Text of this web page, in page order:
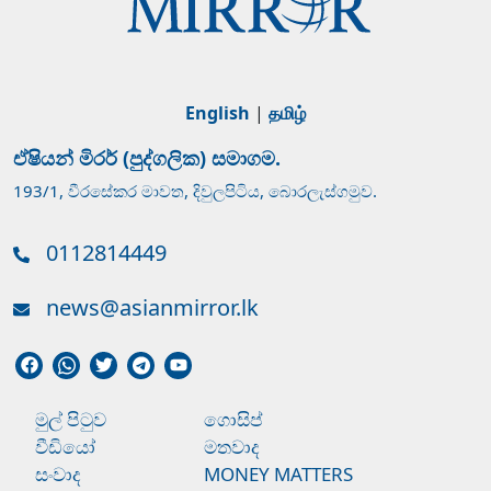
English | தமிழ்
ඒෂියන් මිරර් (පුද්ගලික) සමාගම.
193/1, වීරසේකර මාවත, දිවුලපිටිය, බොරලැස්ගමුව.
0112814449
news@asianmirror.lk
මුල් පිටුව
ගොසිප්
වීඩියෝ
මතවාද
සංවාද
MONEY MATTERS